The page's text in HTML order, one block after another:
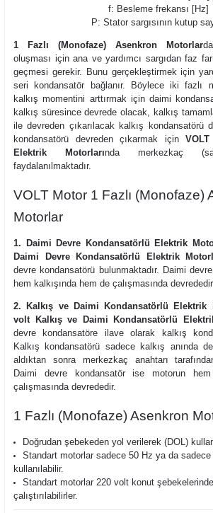
f: Besleme frekansı [Hz]
P: Stator sargısının kutup
1 Fazlı (Monofaze) Asenkron Motorlar
oluşması için ana ve yardımcı sargıdan faz
geçmesi gerekir. Bunu gerçekleştirmek için
seri kondansatör bağlanır. Böylece iki fazlı
kalkış momentini arttırmak için daimi
kalkış süresince devrede olacak, kalkış
ile devreden çıkarılacak kalkış kondansatörü
kondansatörü devreden çıkarmak için
Elektrik Motorlarında merkezkaç
faydalanılmaktadır.
VOLT Motor 1 Fazlı (Monofaze)
Motorlar
1. Daimi Devre Kondansatörlü Elektrik
Daimi Devre Kondansatörlü Elektrik
devre kondansatörü bulunmaktadır. Daimi
hem kalkışında hem de çalışmasında
2. Kalkış ve Daimi Kondansatörlü Elektrik
volt Kalkış ve Daimi Kondansatörlü
devre kondansatöre ilave olarak kalkış
Kalkış kondansatörü sadece kalkış anında
aldıktan sonra merkezkaç anahtarı
Daimi devre kondansatör ise motorun
çalışmasında devrededir.
1 Fazlı (Monofaze) Asenkron
Doğrudan şebekeden yol verilerek (DOL)
Standart motorlar sadece 50 Hz ya da
kullanılabilir.
Standart motorlar 220 volt konut
çalıştırılabilirler.